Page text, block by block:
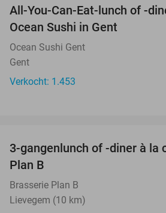
All-You-Can-Eat-lunch of -
Ocean Sushi in Gent
Ocean Sushi Gent
Gent
Verkocht: 1.453
3-gangenlunch of -diner à la
Plan B
Brasserie Plan B
Lievegem (10 km)